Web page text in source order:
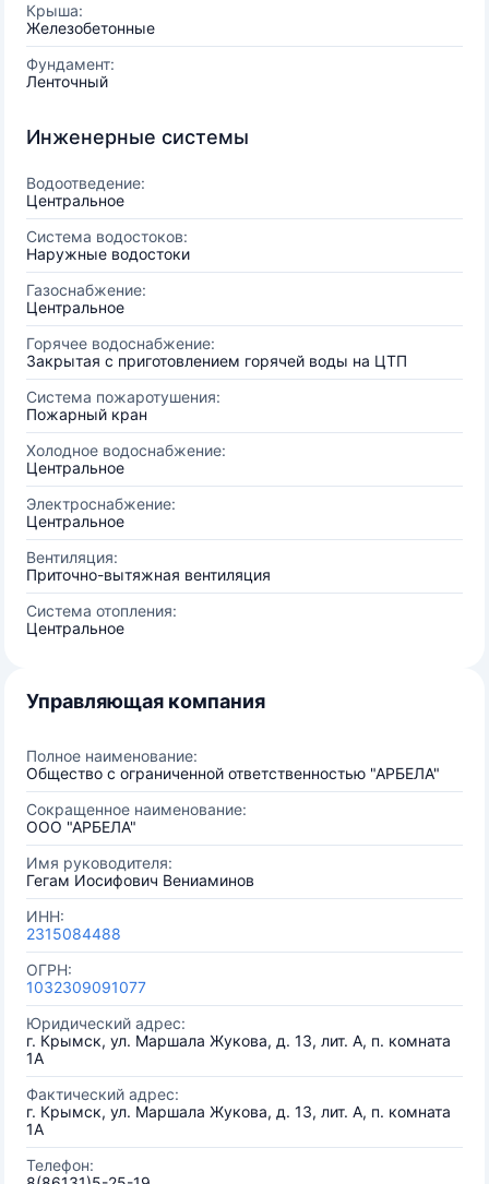
Крыша:
Железобетонные
Фундамент:
Ленточный
Инженерные системы
Водоотведение:
Центральное
Система водостоков:
Наружные водостоки
Газоснабжение:
Центральное
Горячее водоснабжение:
Закрытая с приготовлением горячей воды на ЦТП
Система пожаротушения:
Пожарный кран
Холодное водоснабжение:
Центральное
Электроснабжение:
Центральное
Вентиляция:
Приточно-вытяжная вентиляция
Система отопления:
Центральное
Управляющая компания
Полное наименование:
Общество с ограниченной ответственностью "АРБЕЛА"
Сокращенное наименование:
ООО "АРБЕЛА"
Имя руководителя:
Гегам Иосифович Вениаминов
ИНН:
2315084488
ОГРН:
1032309091077
Юридический адрес:
г. Крымск, ул. Маршала Жукова, д. 13, лит. А, п. комната
1А
Фактический адрес:
г. Крымск, ул. Маршала Жукова, д. 13, лит. А, п. комната
1А
Телефон: